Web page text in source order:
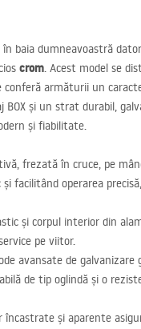
baia dumneavoastră
crom. Acest model se
conferă armăturii un
BOX și un strat durabil,
și fiabilitate.
frezată în cruce, pe
facilitând operarea
și corpul interior din
pe viitor.
avansate de galvanizare
de tip oglindă și o
încastrate și aparente